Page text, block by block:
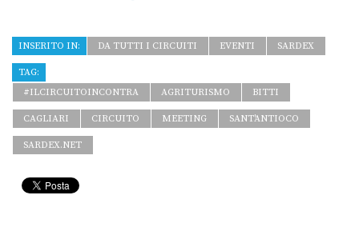
INSERITO IN: DA TUTTI I CIRCUITI EVENTI SARDEX
TAG:
#ILCIRCUITOINCONTRA
AGRITURISMO BITTI
CAGLIARI CIRCUITO MEETING SANT'ANTIOCO
SARDEX.NET